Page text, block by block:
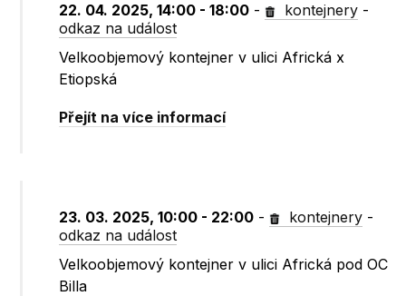
22. 04. 2025, 14:00 - 18:00 - kontejnery -
odkaz na událost
Velkoobjemový kontejner v ulici Africká x
Etiopská
Přejít na více informací
23. 03. 2025, 10:00 - 22:00 - kontejnery -
odkaz na událost
Velkoobjemový kontejner v ulici Africká pod OC
Billa